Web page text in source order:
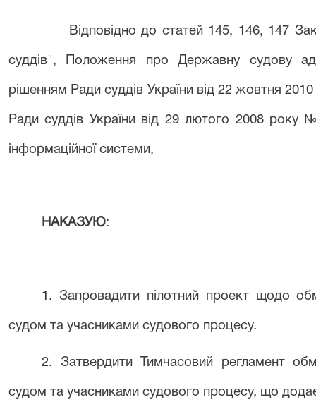
Відповідно до статей 145, 146, 147
суддів", Положення про Державну судову
рішенням Ради суддів України від 22 жовтня
Ради суддів України від 29 лютого 2008
інформаційної системи,
НАКАЗУЮ:
1. Запровадити пілотний проект щодо
судом та учасниками судового процесу.
2. Затвердити Тимчасовий регламент
судом та учасниками судового процесу, що